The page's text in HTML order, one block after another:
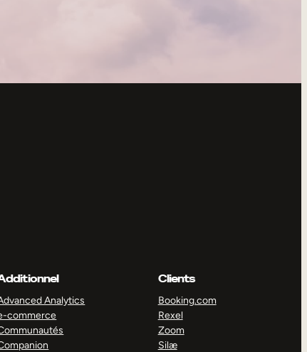
Analytics
commerce
Clients
Booking.com
Rexel
Zoom
Silæ